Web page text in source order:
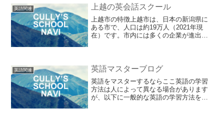
日本国内に多数のキャンパスを展開して
いる英会話スクールです...
英語関連 上越の英会話スクール
上越市の特徴上越市は、日本の新潟県に
ある市で、人口は約19万人（2021年現
在）です。市内には多くの企業が進出し
ができます。上越...
英語関連 英語マスターブログ
英語をマスターするならここ英語の学習
方法は人によって異なる場合があります
が、以下に一般的な英語の学習方法をい